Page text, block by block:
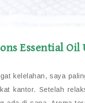
Essential Oil
kelelahan, saya
kantor. Setelah